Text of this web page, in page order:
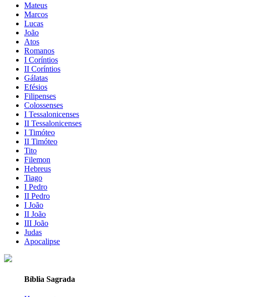
Mateus
Marcos
Lucas
João
Atos
Romanos
I Coríntios
II Coríntios
Gálatas
Efésios
Filipenses
Colossenses
I Tessalonicenses
II Tessalonicenses
I Timóteo
II Timóteo
Tito
Filemon
Hebreus
Tiago
I Pedro
II Pedro
I João
II João
III João
Judas
Apocalipse
Bíblia Sagrada